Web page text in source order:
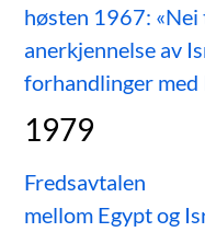
høsten 1967:
anerkjennelse av
forhandlinger med
1979
Fredsavtalen
mellom Egypt og